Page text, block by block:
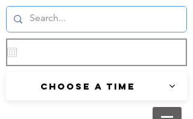
Choose a time